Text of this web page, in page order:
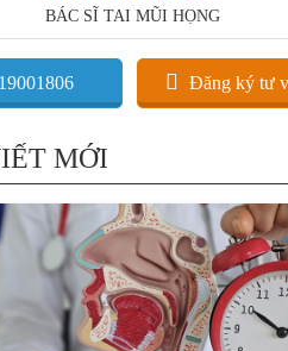
BÁC SĨ TAI MŨI HỌNG
19001806 Đăng ký tư
MỚI